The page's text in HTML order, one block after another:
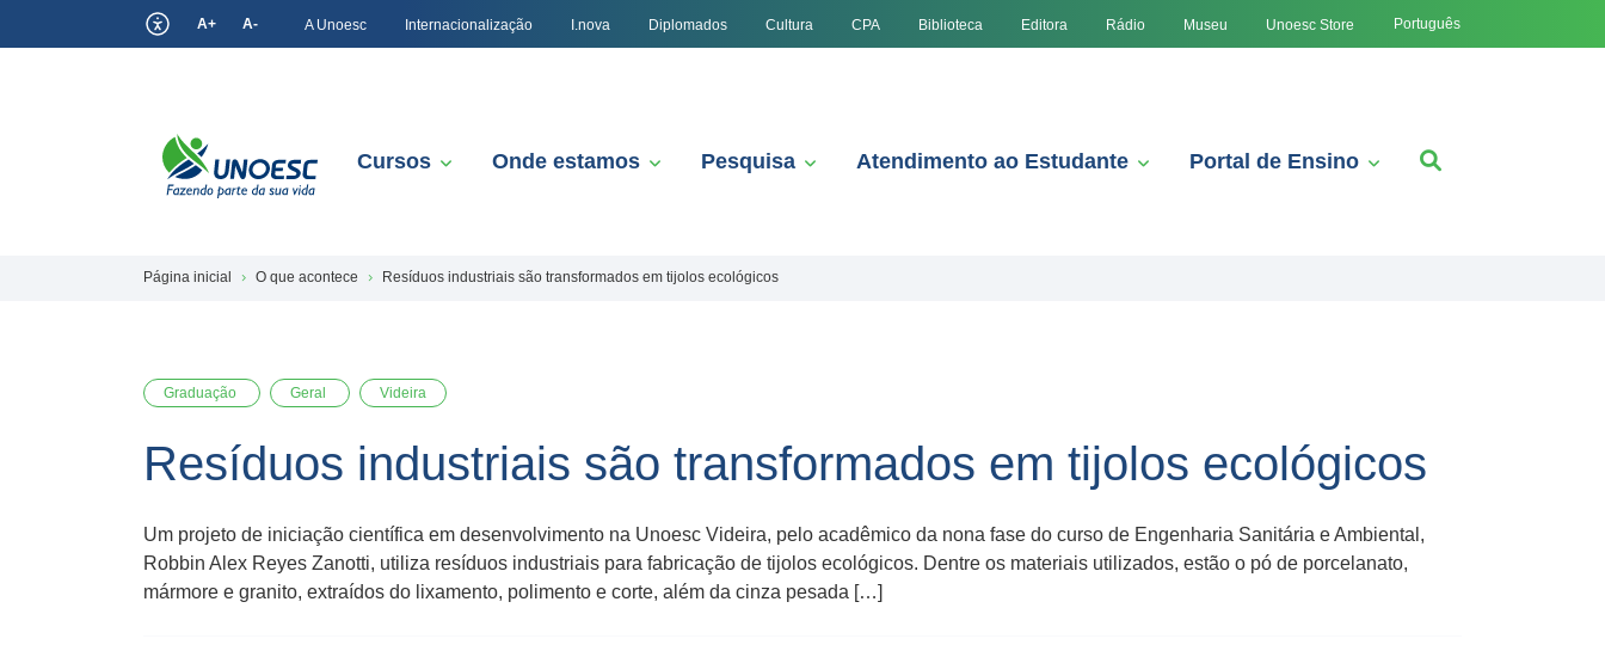
A+ A- A Unoesc Internacionalização I.nova Diplomados Cultura CPA Biblioteca Editora Rádio Museu Unoesc Store Português
Cursos Onde estamos Pesquisa Atendimento ao Estudante Portal de Ensino
Página inicial O que acontece Resíduos industriais são transformados em tijolos ecológicos
Graduação Geral Videira
Resíduos industriais são transformados em tijolos ecológicos
Um projeto de iniciação científica em desenvolvimento na Unoesc Videira, pelo acadêmico da nona fase do curso de Engenharia Sanitária e Ambiental,
Robbin Alex Reyes Zanotti, utiliza resíduos industriais para fabricação de tijolos ecológicos. Dentre os materiais utilizados, estão o pó de porcelanato,
mármore e granito, extraídos do lixamento, polimento e corte, além da cinza pesada […]